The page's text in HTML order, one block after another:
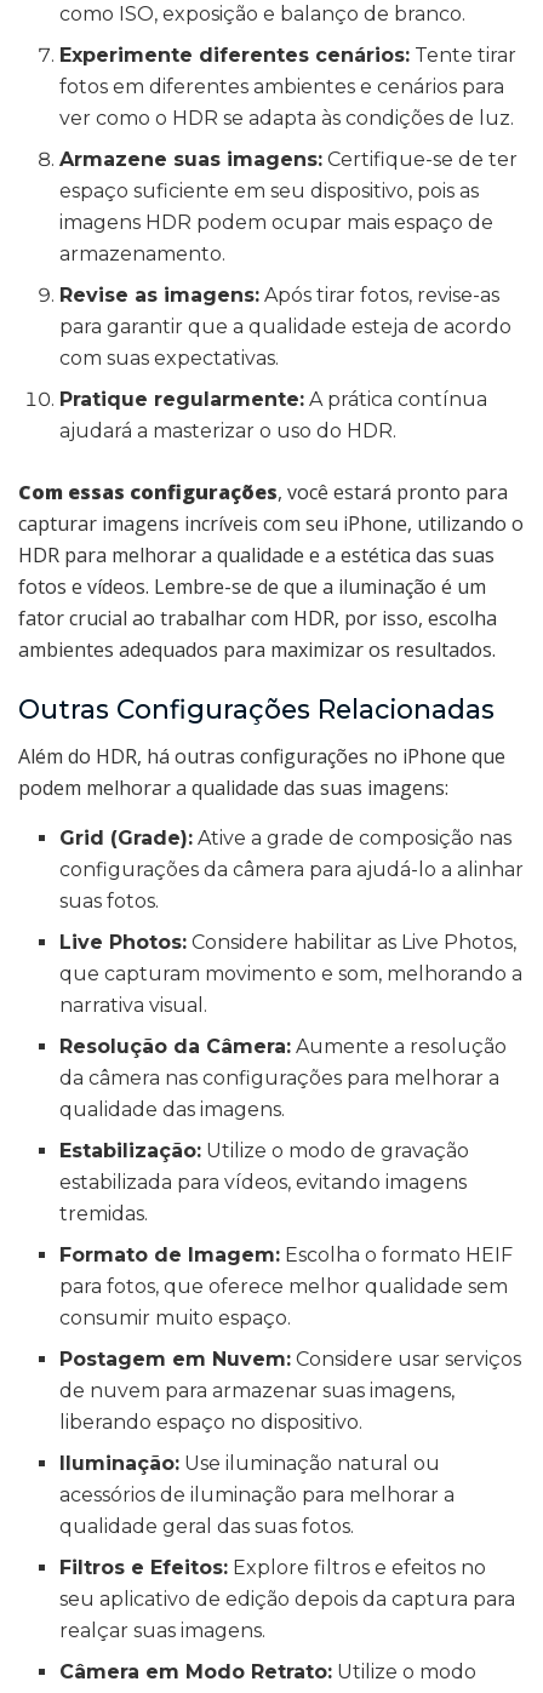
como ISO, exposição e balanço de branco.
Experimente diferentes cenários: Tente tirar
fotos em diferentes ambientes e cenários para
ver como o HDR se adapta às condições de luz.
Armazene suas imagens: Certifique-se de ter
espaço suficiente em seu dispositivo, pois as
imagens HDR podem ocupar mais espaço de
armazenamento.
Revise as imagens: Após tirar fotos, revise-as
para garantir que a qualidade esteja de acordo
com suas expectativas.
Pratique regularmente: A prática contínua
ajudará a masterizar o uso do HDR.
Com essas configurações, você estará pronto para
capturar imagens incríveis com seu iPhone, utilizando o
HDR para melhorar a qualidade e a estética das suas
fotos e vídeos. Lembre-se de que a iluminação é um
fator crucial ao trabalhar com HDR, por isso, escolha
ambientes adequados para maximizar os resultados.
Outras Configurações Relacionadas
Além do HDR, há outras configurações no iPhone que
podem melhorar a qualidade das suas imagens:
Grid (Grade): Ative a grade de composição nas
configurações da câmera para ajudá-lo a alinhar
suas fotos.
Live Photos: Considere habilitar as Live Photos,
que capturam movimento e som, melhorando a
narrativa visual.
Resolução da Câmera: Aumente a resolução
da câmera nas configurações para melhorar a
qualidade das imagens.
Estabilização: Utilize o modo de gravação
estabilizada para vídeos, evitando imagens
tremidas.
Formato de Imagem: Escolha o formato HEIF
para fotos, que oferece melhor qualidade sem
consumir muito espaço.
Postagem em Nuvem: Considere usar serviços
de nuvem para armazenar suas imagens,
liberando espaço no dispositivo.
Iluminação: Use iluminação natural ou
acessórios de iluminação para melhorar a
qualidade geral das suas fotos.
Filtros e Efeitos: Explore filtros e efeitos no
seu aplicativo de edição depois da captura para
realçar suas imagens.
Câmera em Modo Retrato: Utilize o modo